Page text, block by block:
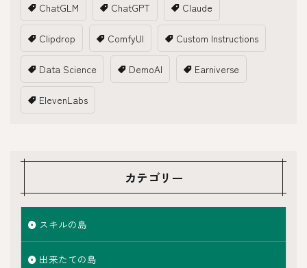
ChatGLM ChatGPT Claude
Clipdrop ComfyUI Custom Instructions
Data Science DemoAI Earniverse
ElevenLabs
カテゴリー
スキルの島
出来たての島